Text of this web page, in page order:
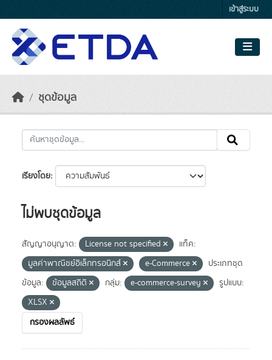
เข้าสู่ระบบ
ชุดข้อมูล
เรียงโดย
ไม่พบชุดข้อมูล
สัญญาอนุญาต: License not specified
แท็ค:
มูลค่าพาณิชย์อิเล็กทรอนิกส์
e-Commerce
ประเภทชุด
ข้อมูล:
ข้อมูลสถิติ กลุ่ม: e-commerce-survey
รูปแบบ:
XLSX
กรองผลลัพธ์